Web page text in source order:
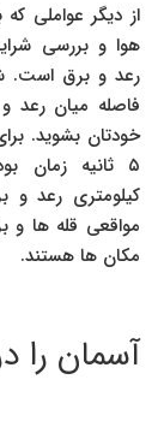
از دیگر عواملی
هوا و بررسی
رعد و برق است.
فاصله میان رعد
خودتان بشوید.
کیلومتری رعد
مواقعی قله ها و
مکان ها هستند.
آسمان را